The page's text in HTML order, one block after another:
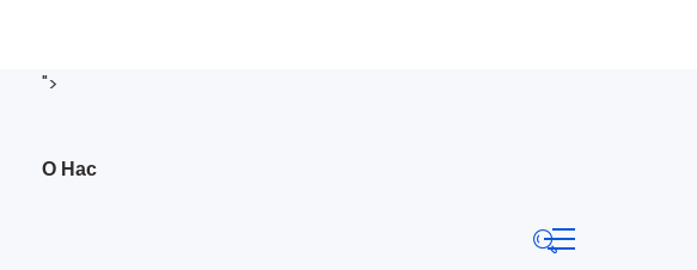
">
О Нас